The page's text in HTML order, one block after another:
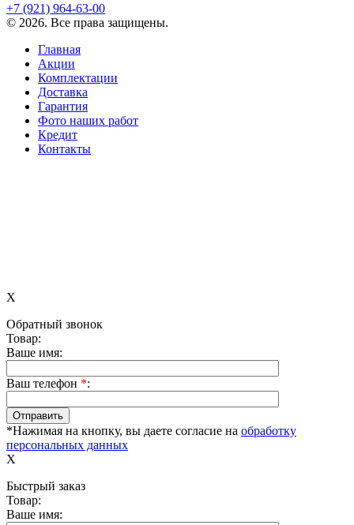
+7 (921) 964-63-00
© 2026. Все права защищены.
Главная
Акции
Комплектации
Доставка
Гарантия
Фото наших работ
Кредит
Контакты
X
Обратный звонок
Товар:
Ваше имя:
Ваш телефон *:
*Нажимая на кнопку, вы даете согласие на обработку
персональных данных
X
Быстрый заказ
Товар:
Ваше имя: